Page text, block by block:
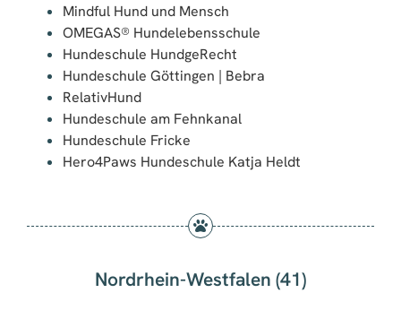
Mindful Hund und Mensch
OMEGAS® Hundelebensschule
Hundeschule HundgeRecht
Hundeschule Göttingen | Bebra
RelativHund
Hundeschule am Fehnkanal
Hundeschule Fricke
Hero4Paws Hundeschule Katja Heldt
Nordrhein-Westfalen (41)